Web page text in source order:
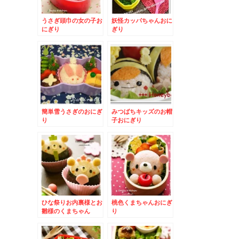
うさぎ頭巾の女の子お
にぎり
妖怪カッパちゃんおに
ぎり
簡単雪うさぎのおにぎ
り
みつばちキッズのお帽
子おにぎり
ひな祭りお内裏様とお
雛様のくまちゃん
桃色くまちゃんおにぎ
り